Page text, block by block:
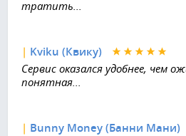
тратить...
| Kviku (Квику)
Сервис оказался удобнее, чем
понятная...
| Bunny Money (Банни Мани)